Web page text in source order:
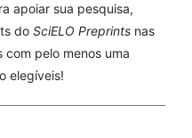
apoiar sua pesquisa,
do SciELO Preprints nas
pelo menos uma
elegíveis!